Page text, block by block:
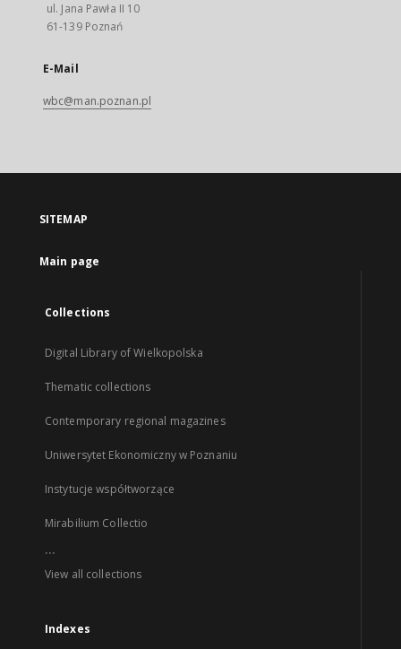
ul. Jana Pawła II 10
61-139 Poznań
E-Mail
wbc@man.poznan.pl
SITEMAP
Main page
Collections
Digital Library of Wielkopolska
Thematic collections
Contemporary regional magazines
Uniwersytet Ekonomiczny w Poznaniu
Instytucje współtworzące
Mirabilium Collectio
...
View all collections
Indexes